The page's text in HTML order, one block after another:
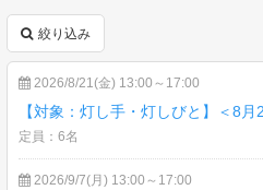
絞り込み
2026/8/21(金) 13:00～17:00
【対象：灯し手・灯しびと】＜8
定員：6名
2026/9/7(月) 13:00～17:00